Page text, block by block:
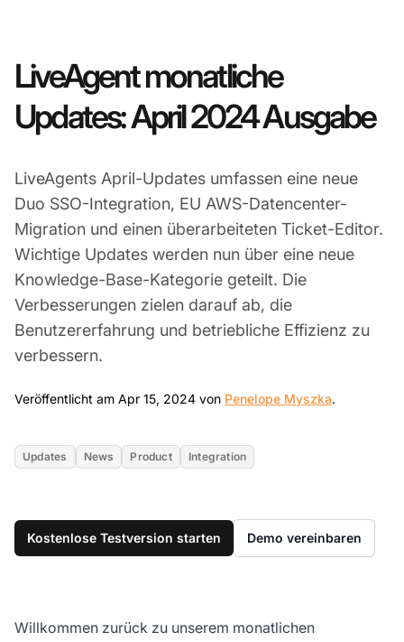
LiveAgent monatliche
Updates: April 2024 Ausgabe
LiveAgents April-Updates umfassen eine neue
Duo SSO-Integration, EU AWS-Datencenter-
Migration und einen überarbeiteten Ticket-Editor.
Wichtige Updates werden nun über eine neue
Knowledge-Base-Kategorie geteilt. Die
Verbesserungen zielen darauf ab, die
Benutzererfahrung und betriebliche Effizienz zu
verbessern.
Veröffentlicht am Apr 15, 2024 von Penelope Myszka.
Updates News Product Integration
Kostenlose Testversion starten Demo vereinbaren
Willkommen zurück zu unserem monatlichen